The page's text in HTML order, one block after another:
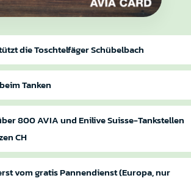
die Toschtelfäger Schübelbach
Tanken
800 AVIA und Enilive Suisse-Tankstellen
CH
vom gratis Pannendienst (Europa, nur